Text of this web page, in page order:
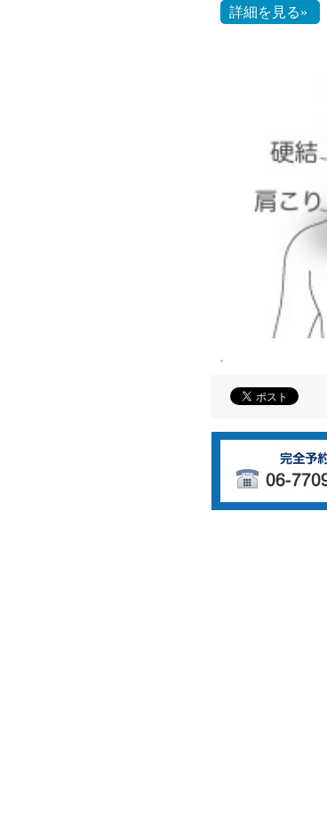
詳細を見る»